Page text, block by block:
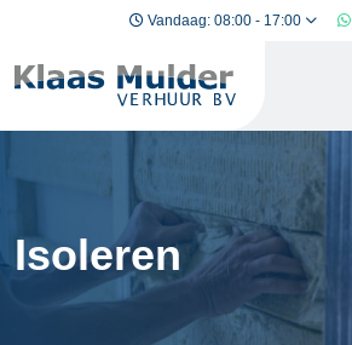
Ga naar inhoud Vandaag: 08:00 - 17:00
Isoleren